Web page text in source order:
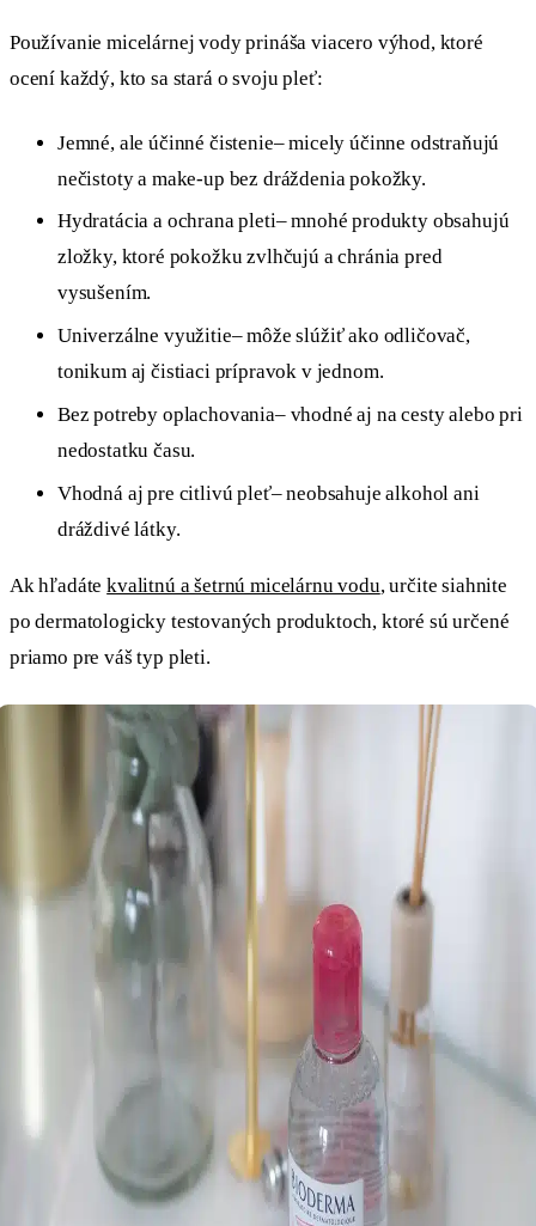
Používanie micelárnej vody prináša viacero výhod, ktoré
ocení každý, kto sa stará o svoju pleť:
Jemné, ale účinné čistenie– micely účinne odstraňujú
nečistoty a make-up bez dráždenia pokožky.
Hydratácia a ochrana pleti– mnohé produkty obsahujú
zložky, ktoré pokožku zvlhčujú a chránia pred
vysušením.
Univerzálne využitie– môže slúžiť ako odličovač,
tonikum aj čistiaci prípravok v jednom.
Bez potreby oplachovania– vhodné aj na cesty alebo pri
nedostatku času.
Vhodná aj pre citlivú pleť– neobsahuje alkohol ani
dráždivé látky.
Ak hľadátekvalitnú a šetrnú micelárnu vodu, určite siahnite
po dermatologicky testovaných produktoch, ktoré sú určené
priamo pre váš typ pleti.